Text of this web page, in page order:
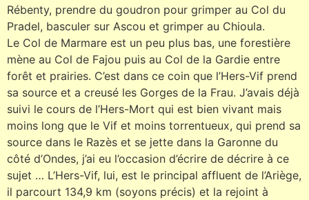
Rébenty, prendre du goudron pour grimper au Col du
Pradel, basculer sur Ascou et grimper au Chioula.
Le Col de Marmare est un peu plus bas, une forestière
mène au Col de Fajou puis au Col de la Gardie entre
forêt et prairies. C’est dans ce coin que l’Hers-Vif prend
sa source et a creusé les Gorges de la Frau. J’avais déjà
suivi le cours de l’Hers-Mort qui est bien vivant mais
moins long que le Vif et moins torrentueux, qui prend sa
source dans le Razès et se jette dans la Garonne du
côté d’Ondes, j’ai eu l’occasion d’écrire de décrire à ce
sujet … L’Hers-Vif, lui, est le principal affluent de l’Ariège,
il parcourt 134,9 km (soyons précis) et la rejoint à